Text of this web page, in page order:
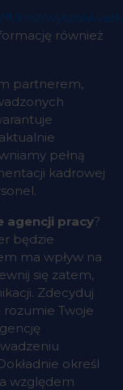
kraz/
również
partnerem,
pełną
kadrowej
agencji pracy?
będzie
ma wpływ na
się zatem,
Zdecyduj
rozumie Twoje
określ
względem